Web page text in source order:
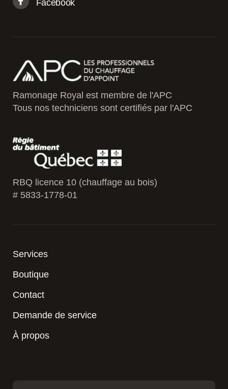
Facebook
Ramonage Royal est membre de l'APC
Tous nos techniciens sont certifiés par l'APC
RBQ licence 10 (chauffage au bois)
# 5833-1778-01
Services
Boutique
Contact
Demande de service
À propos